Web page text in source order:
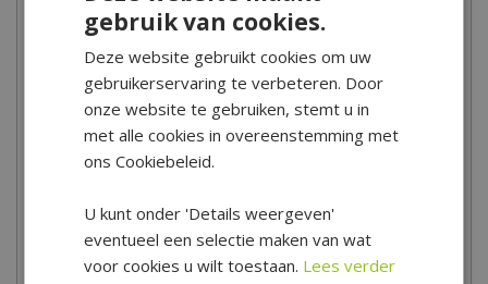
Veiligheidsglas
1.799,00
Veiligheidsglas
1.649,00
gebruik van cookies.
Deze website gebruikt cookies om uw
gebruikerservaring te verbeteren. Door
onze website te gebruiken, stemt u in
met alle cookies in overeenstemming met
ons Cookiebeleid.
U kunt onder 'Details weergeven'
eventueel een selectie maken van wat
voor cookies u wilt toestaan. Lees verder